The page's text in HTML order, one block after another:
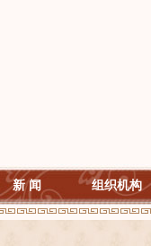
新 闻 组织机构